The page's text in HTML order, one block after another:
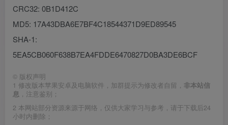
CRC32: 0B1D412C
MD5: 17A43DBA6E7BF4C18544371D9ED89545
SHA-1:
5EA5CB060F638B7EA4FDDE6470827D0BA3DE6BCF
© 版权声明
1 修改版本苹果安卓及电脑软件，加群提示为修改者自留， 非本站信
息 ，注意鉴别；
2 本网站部分资源来源于网络，仅供大家学习与参考，请于下载后24
小时内删除；